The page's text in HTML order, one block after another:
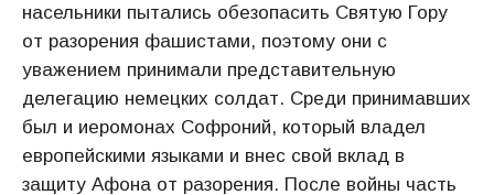
насельники пытались обезопасить Святую Гору
от разорения фашистами, поэтому они с
уважением принимали представительную
делегацию немецких солдат. Среди принимавших
был и иеромонах Софроний, который владел
европейскими языками и внес свой вклад в
защиту Афона от разорения. После войны часть